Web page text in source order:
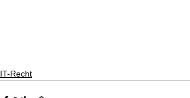
IT-Recht